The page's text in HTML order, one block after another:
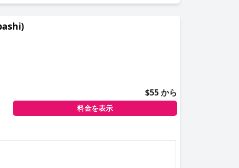
親切さ、丁寧さ、そして役に立つ姿勢で知られてお
サポートを促進します。
ます。ゲストは、追加料金はかかるものの、便利
あります。一部のゲストは、予約の正確性や備品
適さもゲストによって異なりますが、リクエスト
潔で快適な環境、そしてモダンなアメニティが評
$55 から
料金を表示